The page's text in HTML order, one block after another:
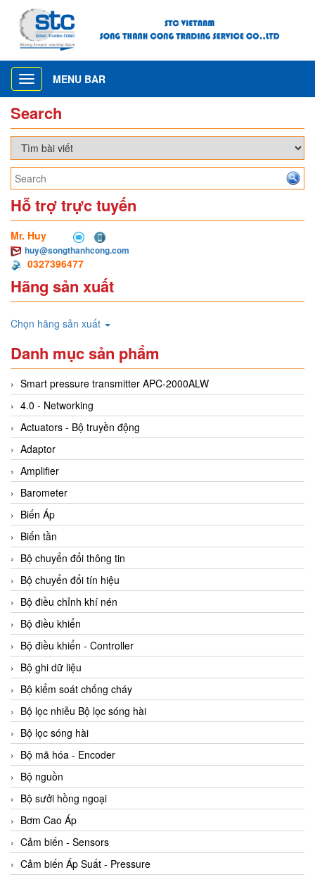
Toggle
navigation
MENU BAR
Search
Hỗ trợ trực tuyến
Mr. Huy
huy@songthanhcong.com
0327396477
Hãng sản xuất
Chọn hãng sản xuất
Danh mục sản phẩm
Smart pressure transmitter APC-2000ALW
4.0 - Networking
Actuators - Bộ truyền động
Adaptor
Amplifier
Barometer
Biến Áp
Biến tần
Bộ chuyển đổi thông tin
Bộ chuyển đổi tín hiệu
Bộ điều chỉnh khí nén
Bộ điều khiển
Bộ điều khiển - Controller
Bộ ghi dữ liệu
Bộ kiểm soát chống cháy
Bộ lọc nhiễu Bộ lọc sóng hài
Bộ lọc sóng hài
Bộ mã hóa - Encoder
Bộ nguồn
Bộ sưởi hồng ngoại
Bơm Cao Áp
Cảm biến - Sensors
Cảm biến Áp Suất - Pressure